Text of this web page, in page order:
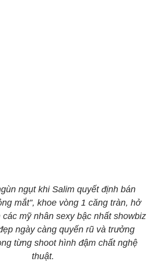
ngụt khi Salim quyết định bán
mắt”, khoe vòng 1 căng tràn, hở
mỹ nhân sexy bậc nhất showbiz
ngày càng quyến rũ và trưởng
từng shoot hình đậm chất nghệ
thuật.